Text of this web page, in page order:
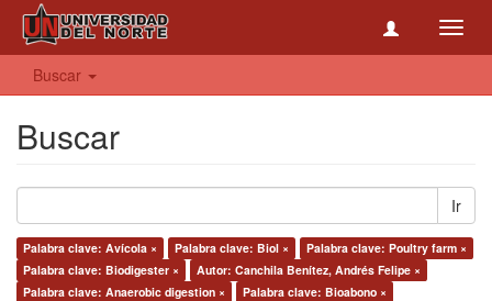
Buscar
Buscar
Ir
Palabra clave: Avícola × Palabra clave: Biol ×
Palabra clave: Poultry farm ×
Palabra clave: Biodigester ×
Autor: Canchila Benítez, Andrés Felipe ×
Palabra clave: Anaerobic digestion ×
Palabra clave: Bioabono ×